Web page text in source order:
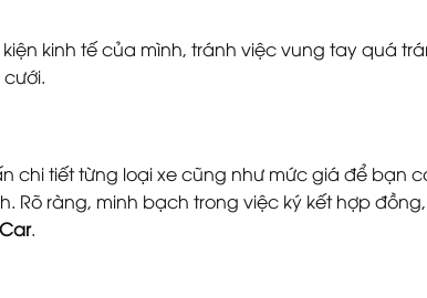
kinh tế của mình, tránh việc vung tay quá
chi tiết từng loại xe cũng như mức giá để bạn
Rõ ràng, minh bạch trong việc ký kết hợp
.